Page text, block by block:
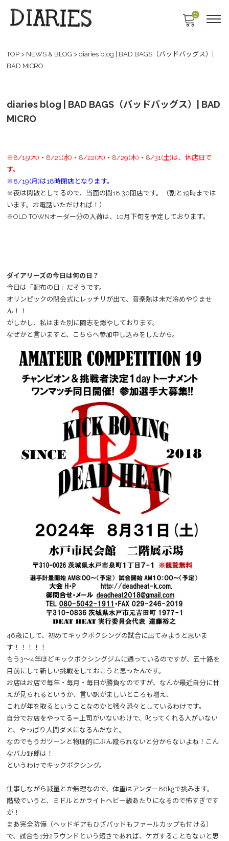
0
TOP > NEWS & BLOG > diaries blog | BAD BAGS（バッドバッグス）|
BAD MICRO
diaries blog | BAD BAGS（バッドバッグス）| BAD
MICRO
※8/15(木)・8/21(水)・8/22(木)・8/29(木)・8/31(土)は、休店日で
す。
※8/19(月)は18時閉店となります。
※夜は閑散としてるので、当面の間18:30閉店です。（割と19時までは
います。お電話いただければ！）
※OLD TOWNオーダー分の入荷は、10月下旬を予定しております。
ダイアリーズの今日は何の日？
今日は「配布の日」だそうです。
オリンピックの閉会式にレッチリが出て、音楽熱は未だ冷めやりませ
ん！！
がしかし、私はまた別に闘志を燃やしております。
なぜかと言いますと、こちらへ参加申し込みをしたから。
46歳にして、初めてキックボクシングの試合に出てみようと思いま
す！！！！！
もう3～4年ほどキックボクシングジムに通っているのですが、五十路を
目前にして新しい挑戦をしておこうと思ったんです。
お店はお店で毎年・毎月・毎日が勝負なのですが、なんか最近自分に甘
えが見られるというか、言い訳がましいところも増え、
これが年を取るということなのかと戦々恐々としているわけです。
自分でお店をやってる＝上司がいないわけで、叱ってくれる人がいない
と、やっぱり人間ダメになるんだなと。
なのでもうガツーンと物理的にぶん殴られないと分からないよね！こん
なバカ野郎は！
というわけでキックボクシング。
仕事しながら減量とか無理なので、体重はアンダー86㎏で挑みます。
階級でいうと、ミドルとかライトヘビー級あたりになるので怖すぎです
が！
まあ完全防備（ヘッドギアもひざパッドもファールカップも付ける）
で、試合も1分2ラウンドという短さであれば、ケガすることもないと思